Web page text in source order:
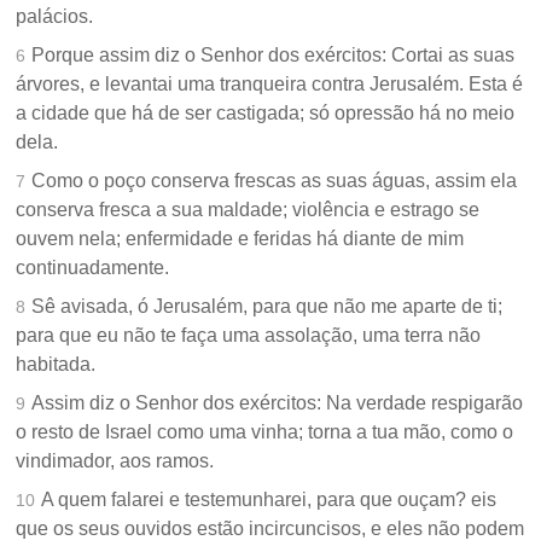
palácios.
6 Porque assim diz o Senhor dos exércitos: Cortai as suas
árvores, e levantai uma tranqueira contra Jerusalém. Esta é
a cidade que há de ser castigada; só opressão há no meio
dela.
7 Como o poço conserva frescas as suas águas, assim ela
conserva fresca a sua maldade; violência e estrago se
ouvem nela; enfermidade e feridas há diante de mim
continuadamente.
8 Sê avisada, ó Jerusalém, para que não me aparte de ti;
para que eu não te faça uma assolação, uma terra não
habitada.
9 Assim diz o Senhor dos exércitos: Na verdade respigarão
o resto de Israel como uma vinha; torna a tua mão, como o
vindimador, aos ramos.
10 A quem falarei e testemunharei, para que ouçam? eis
que os seus ouvidos estão incircuncisos, e eles não podem